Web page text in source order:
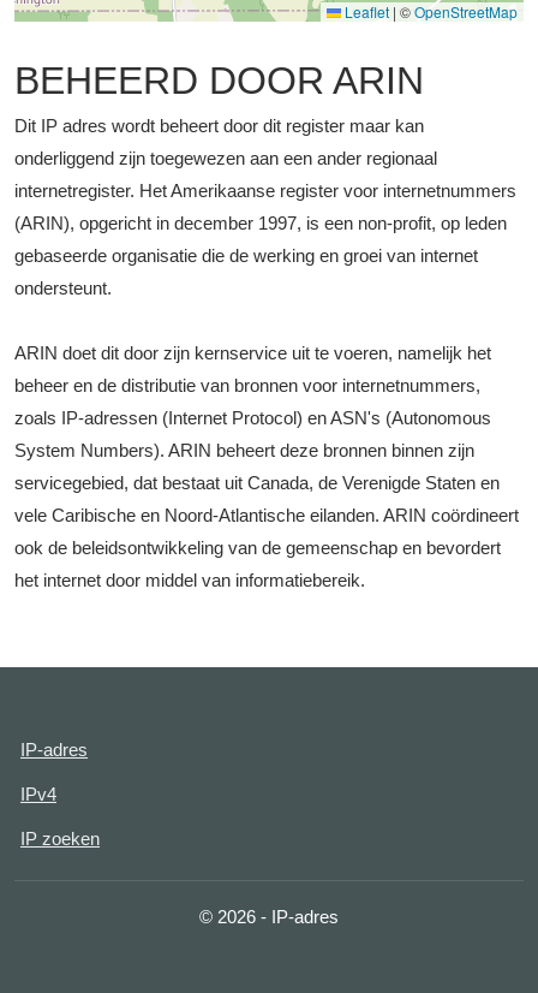
Leaflet | ©OpenStreetMap
BEHEERD DOOR ARIN
Dit IP adres wordt beheert door dit register maar kan
onderliggend zijn toegewezen aan een ander regionaal
internetregister. Het Amerikaanse register voor internetnummers
(ARIN), opgericht in december 1997, is een non-profit, op leden
gebaseerde organisatie die de werking en groei van internet
ondersteunt.
ARIN doet dit door zijn kernservice uit te voeren, namelijk het
beheer en de distributie van bronnen voor internetnummers,
zoals IP-adressen (Internet Protocol) en ASN's (Autonomous
System Numbers). ARIN beheert deze bronnen binnen zijn
servicegebied, dat bestaat uit Canada, de Verenigde Staten en
vele Caribische en Noord-Atlantische eilanden. ARIN coördineert
ook de beleidsontwikkeling van de gemeenschap en bevordert
het internet door middel van informatiebereik.
IP-adres
IPv4
IP zoeken
© 2026 - IP-adres